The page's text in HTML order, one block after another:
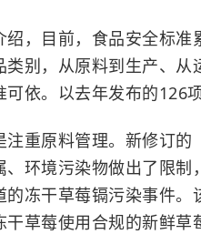
绍，目前，食品安全标
类别，从原料到生产、
可依。以去年发布的126
注重原料管理。新修订的
、环境污染物做出了限制
的冻干草莓镉污染事件
干草莓使用合规的新鲜